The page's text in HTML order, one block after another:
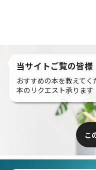
当サイトご覧の皆様
おすすめの本を教えてく
本のリクエスト承ります
こ